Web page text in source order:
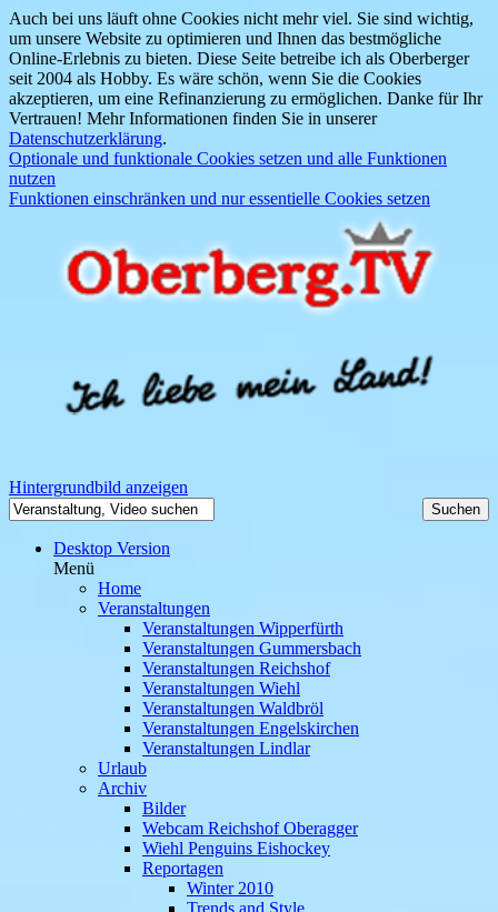
Auch bei uns läuft ohne Cookies nicht mehr viel. Sie sind wichtig,
um unsere Website zu optimieren und Ihnen das bestmögliche
Online-Erlebnis zu bieten. Diese Seite betreibe ich als Oberberger
seit 2004 als Hobby. Es wäre schön, wenn Sie die Cookies
akzeptieren, um eine Refinanzierung zu ermöglichen. Danke für Ihr
Vertrauen! Mehr Informationen finden Sie in unserer
Datenschutzerklärung.
Optionale und funktionale Cookies setzen und alle Funktionen
nutzen
Funktionen einschränken und nur essentielle Cookies setzen
Hintergrundbild anzeigen
Desktop Version
Menü
Home
Veranstaltungen
Veranstaltungen Wipperfürth
Veranstaltungen Gummersbach
Veranstaltungen Reichshof
Veranstaltungen Wiehl
Veranstaltungen Waldbröl
Veranstaltungen Engelskirchen
Veranstaltungen Lindlar
Urlaub
Archiv
Bilder
Webcam Reichshof Oberagger
Wiehl Penguins Eishockey
Reportagen
Winter 2010